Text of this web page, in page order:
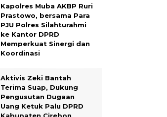
Kapolres Muba AKBP Ruri
Prastowo, bersama Para
PJU Polres Silahturahmi
ke Kantor DPRD
Memperkuat Sinergi dan
Koordinasi
Aktivis Zeki Bantah
Terima Suap, Dukung
Pengusutan Dugaan
Uang Ketuk Palu DPRD